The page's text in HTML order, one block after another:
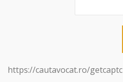
https://cautavocat.ro/